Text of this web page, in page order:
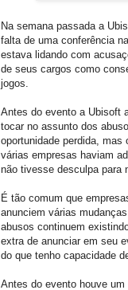
Na semana passada a
falta de uma conferência
estava lidando com
de seus cargos como
jogos.
Antes do evento a Ubisoft
tocar no assunto dos
oportunidade perdida, mas
várias empresas haviam
não tivesse desculpa para
É tão comum que
anunciem várias
abusos continuem
extra de anunciar em seu
do que tenho capacidade
Antes do evento houve um